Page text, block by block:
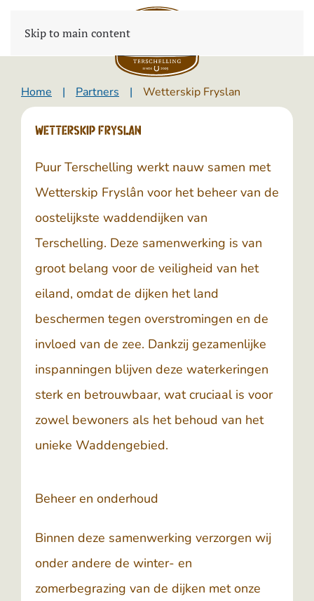
Skip to main content
Home Partners Wetterskip Fryslan
Wetterskip Fryslan
Puur Terschelling werkt nauw samen met
Wetterskip Fryslân voor het beheer van de
oostelijkste waddendijken van
Terschelling. Deze samenwerking is van
groot belang voor de veiligheid van het
eiland, omdat de dijken het land
beschermen tegen overstromingen en de
invloed van de zee. Dankzij gezamenlijke
inspanningen blijven deze waterkeringen
sterk en betrouwbaar, wat cruciaal is voor
zowel bewoners als het behoud van het
unieke Waddengebied.
Beheer en onderhoud
Binnen deze samenwerking verzorgen wij
onder andere de winter- en
zomerbegrazing van de dijken met onze